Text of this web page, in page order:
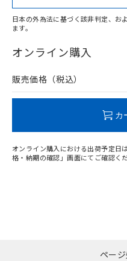
アルミ材
l: 12mm以上、φd: 70mm
在庫等で未対応品が混在
問い合わせください。
日本の外為法に基づく該非判定、お
ます。
オンライン購入
販売価格（税込）
カ
オンライン購入における出荷予定日
格・納期の確認」画面にてご確認くだ
ペー